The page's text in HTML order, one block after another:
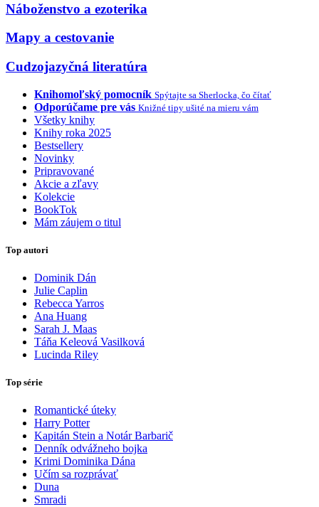
Náboženstvo a ezoterika
Mapy a cestovanie
Cudzojazyčná literatúra
Knihomoľský pomocník Spýtajte sa Sherlocka, čo čítať
Odporúčame pre vás Knižné tipy ušité na mieru vám
Všetky knihy
Knihy roka 2025
Bestsellery
Novinky
Pripravované
Akcie a zľavy
Kolekcie
BookTok
Mám záujem o titul
Top autori
Dominik Dán
Julie Caplin
Rebecca Yarros
Ana Huang
Sarah J. Maas
Táňa Keleová Vasilková
Lucinda Riley
Top série
Romantické úteky
Harry Potter
Kapitán Stein a Notár Barbarič
Denník odvážneho bojka
Krimi Dominika Dána
Učím sa rozprávať
Duna
Smradi